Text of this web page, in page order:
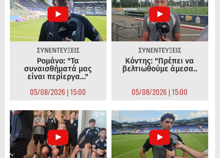
ΣΥΝΕΝΤΕΥΞΕΙΣ
Ρομάνο: "Τα
συναισθήματά μας
είναι περίεργα..."
05/08/2026 | 15:00
ΣΥΝΕΝΤΕΥΞΕΙΣ
Κόντης: "Πρέπει να
βελτιωθούμε άμεσα..
05/08/2026 | 15:00